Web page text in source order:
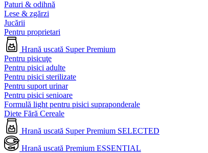
Paturi & odihnă
Lese & zgărzi
Jucării
Pentru proprietari
Hrană uscată Super Premium
Pentru pisicuţe
Pentru pisici adulte
Pentru pisici sterilizate
Pentru suport urinar
Pentru pisici senioare
Formulă light pentru pisici supraponderale
Diete Fără Cereale
Hrană uscată Super Premium SELECTED
Hrană uscată Premium ESSENTIAL